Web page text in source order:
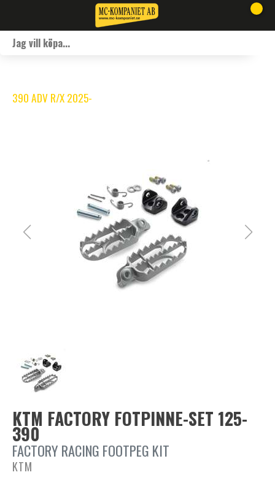
390 ADV R/X 2025-
KTM FACTORY FOTPINNE-SET 125-
390
FACTORY RACING FOOTPEG KIT
KTM